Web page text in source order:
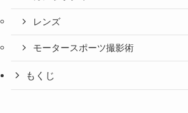
レンズ
モータースポーツ撮影術
もくじ